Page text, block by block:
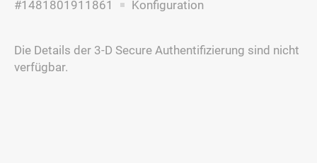
#1481801911861 Konfiguration
Die Details der 3-D Secure Authentifizierung sind nicht
verfügbar.